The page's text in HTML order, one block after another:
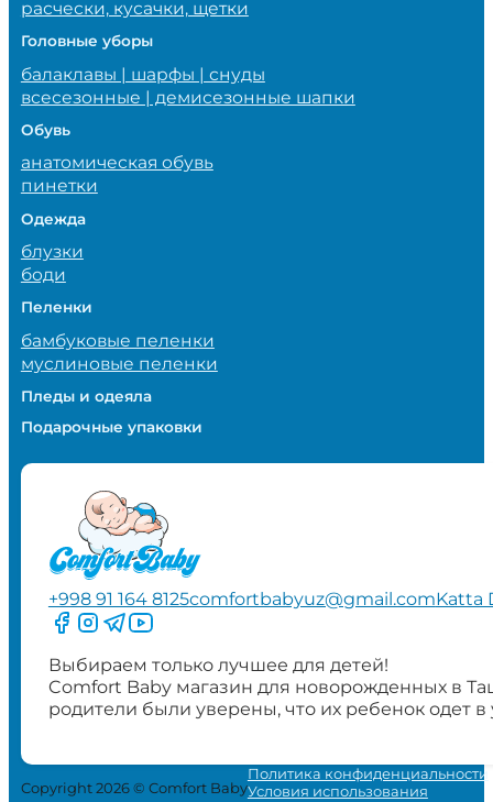
расчески, кусачки, щетки
Головные уборы
балаклавы | шарфы | снуды
всесезонные | демисезонные шапки
Обувь
анатомическая обувь
пинетки
Одежда
блузки
боди
Пеленки
бамбуковые пеленки
муслиновые пеленки
Пледы и одеяла
Подарочные упаковки
+998 91 164 8125comfortbabyuz@gmail.comKatta
Следите за нами на Facebook
Следите за нами в Instagram
Следите за нами в Telegram
Следите за нами в YouTube
Выбираем только лучшее для детей!
Comfort Baby магазин для новорожденных в
родители были уверены, что их ребенок одет
Copyright 2026 © Comfort Baby
Политика конфиденциальности
Условия использования